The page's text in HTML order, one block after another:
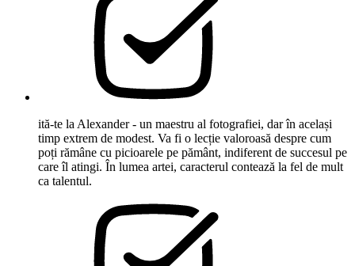
ită-te la Alexander - un maestru al fotografiei, dar în același
timp extrem de modest. Va fi o lecție valoroasă despre cum
poți rămâne cu picioarele pe pământ, indiferent de succesul pe
care îl atingi. În lumea artei, caracterul contează la fel de mult
ca talentul.